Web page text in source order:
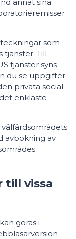
annat sina
som
tjänster. Till
tjänster syns
du se uppgifter
privata social-
enklaste
avbokning av
till vissa
göras i